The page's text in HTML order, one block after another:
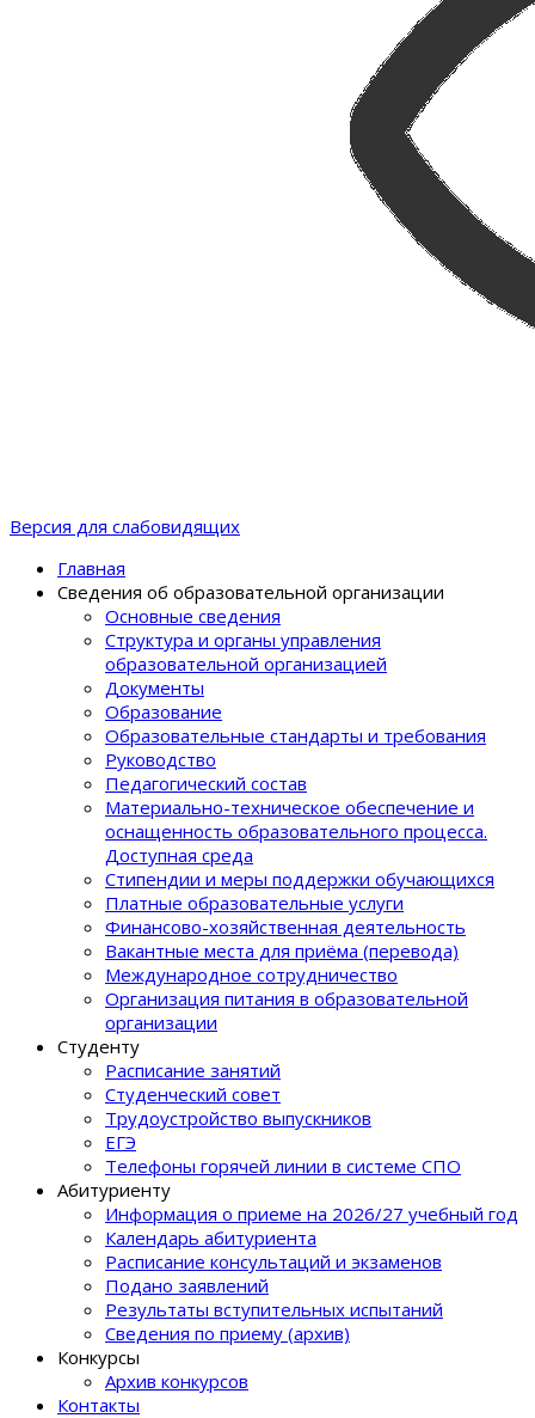
Версия для слабовидящих
Главная
Сведения об образовательной организации
Основные сведения
Структура и органы управления
образовательной организацией
Документы
Образование
Образовательные стандарты и требования
Руководство
Педагогический состав
Материально-техническое обеспечение и
оснащенность образовательного процеcса.
Доступная среда
Стипендии и меры поддержки обучающихся
Платные образовательные услуги
Финансово-хозяйственная деятельность
Вакантные места для приёма (перевода)
Международное сотрудничество
Организация питания в образовательной
организации
Студенту
Расписание занятий
Студенческий совет
Трудоустройство выпускников
ЕГЭ
Телефоны горячей линии в системе СПО
Абитуриенту
Информация о приеме на 2026/27 учебный год
Календарь абитуриента
Расписание консультаций и экзаменов
Подано заявлений
Результаты вступительных испытаний
Сведения по приему (архив)
Конкурсы
Архив конкурсов
Контакты